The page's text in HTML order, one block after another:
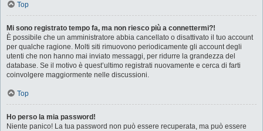
Top
Mi sono registrato tempo fa, ma non riesco più a connettermi?!
È possibile che un amministratore abbia cancellato o disattivato il tuo account
per qualche ragione. Molti siti rimuovono periodicamente gli account degli
utenti che non hanno mai inviato messaggi, per ridurre la grandezza del
database. Se il motivo è quest’ultimo registrati nuovamente e cerca di farti
coinvolgere maggiormente nelle discussioni.
Top
Ho perso la mia password!
Niente panico! La tua password non può essere recuperata, ma può essere